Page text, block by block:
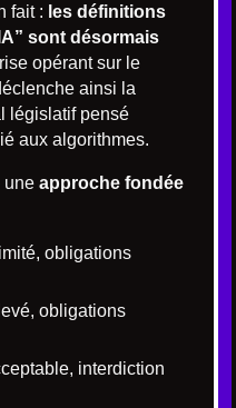
fait : les définitions
sont désormais
opérant sur le
ainsi la
législatif pensé
aux algorithmes.
une approche fondée
obligations
obligations
interdiction